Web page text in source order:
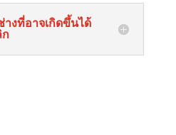
างที่อาจเกิดขึ้นได้